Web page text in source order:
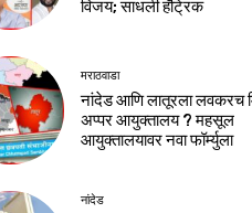
विजय; साधली हॅट्रिक
मराठवाडा
नांदेड आणि लातूरला लवकरच
अप्पर आयुक्तालय ? महसूल
आयुक्तालयावर नवा फॉर्म्युला
नांदेड